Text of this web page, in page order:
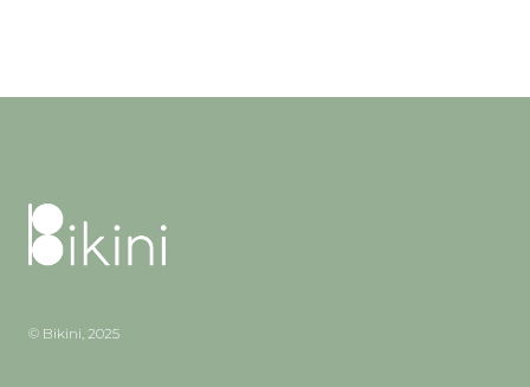
© Bikini, 2025